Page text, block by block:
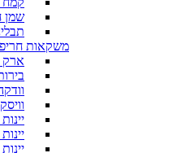
שמן
משקאות
ארק